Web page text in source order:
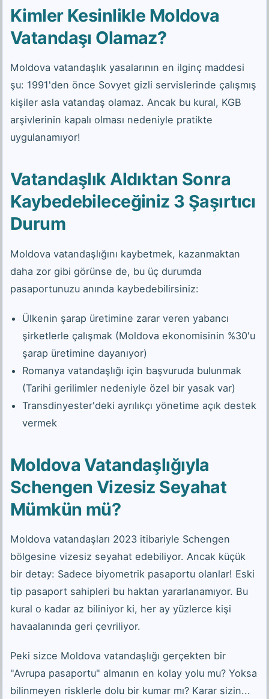
Kimler Kesinlikle Moldova
Vatandaşı Olamaz?
Moldova vatandaşlık yasalarının en ilginç maddesi
şu: 1991'den önce Sovyet gizli servislerinde çalışmış
kişiler asla vatandaş olamaz. Ancak bu kural, KGB
arşivlerinin kapalı olması nedeniyle pratikte
uygulanamıyor!
Vatandaşlık Aldıktan Sonra
Kaybedebileceğiniz 3 Şaşırtıcı
Durum
Moldova vatandaşlığını kaybetmek, kazanmaktan
daha zor gibi görünse de, bu üç durumda
pasaportunuzu anında kaybedebilirsiniz:
Ülkenin şarap üretimine zarar veren yabancı
şirketlerle çalışmak (Moldova ekonomisinin %30'u
şarap üretimine dayanıyor)
Romanya vatandaşlığı için başvuruda bulunmak
(Tarihi gerilimler nedeniyle özel bir yasak var)
Transdinyester'deki ayrılıkçı yönetime açık destek
vermek
Moldova Vatandaşlığıyla
Schengen Vizesiz Seyahat
Mümkün mü?
Moldova vatandaşları 2023 itibariyle Schengen
bölgesine vizesiz seyahat edebiliyor. Ancak küçük
bir detay: Sadece biyometrik pasaportu olanlar! Eski
tip pasaport sahipleri bu haktan yararlanamıyor. Bu
kural o kadar az biliniyor ki, her ay yüzlerce kişi
havaalanında geri çevriliyor.
Peki sizce Moldova vatandaşlığı gerçekten bir
"Avrupa pasaportu" almanın en kolay yolu mu? Yoksa
bilinmeyen risklerle dolu bir kumar mı? Karar sizin...